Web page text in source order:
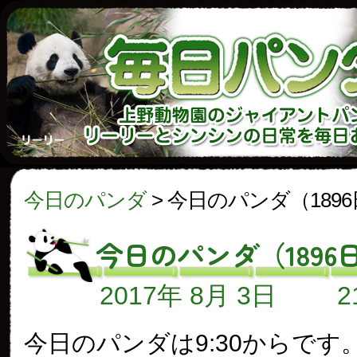
今日のパンダ> 今日のパンダ（1896
今日のパンダ（1896
2017年 8月 3日
今日のパンダは9:30からです